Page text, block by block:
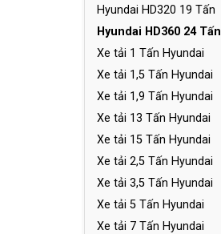
Hyundai HD320 19 Tấn
Hyundai HD360 24 Tấn
Xe tải 1 Tấn Hyundai
Xe tải 1,5 Tấn Hyundai
Xe tải 1,9 Tấn Hyundai
Xe tải 13 Tấn Hyundai
Xe tải 15 Tấn Hyundai
Xe tải 2,5 Tấn Hyundai
Xe tải 3,5 Tấn Hyundai
Xe tải 5 Tấn Hyundai
Xe tải 7 Tấn Hyundai